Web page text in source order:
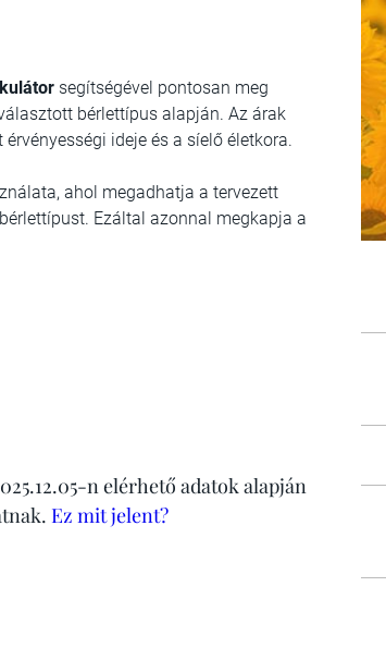
segítségével pontosan meg
bérlettípus alapján. Az árak
ideje és a síelő életkora.
ahol megadhatja a tervezett
Ezáltal azonnal megkapja a
n elérhető adatok alapján
Ez mit jelent?